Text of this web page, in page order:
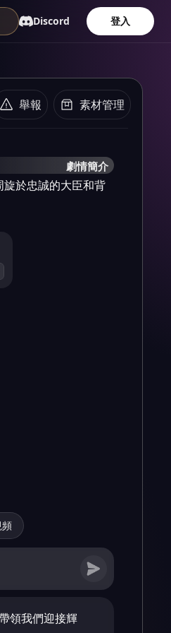
Discord 登入
舉報 素材管理
劇情簡介
於忠誠的大臣和背
領我們迎接輝